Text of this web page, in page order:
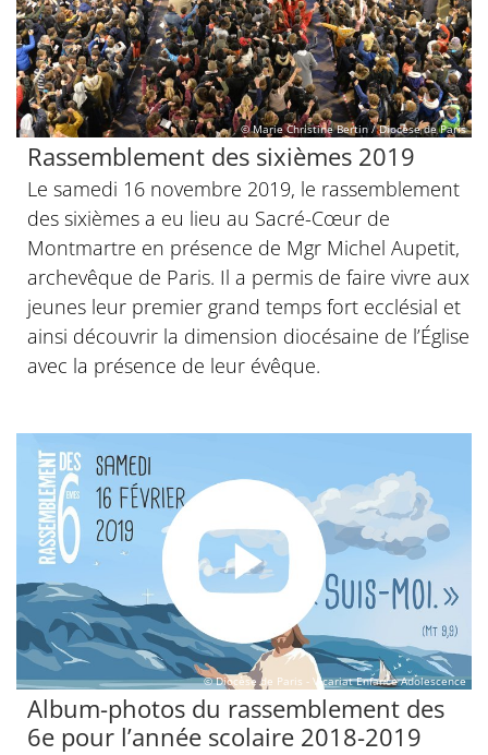
© Marie Christine Bertin / Diocèse de Paris
Rassemblement des sixièmes 2019
Le samedi 16 novembre 2019, le rassemblement
des sixièmes a eu lieu au Sacré-Cœur de
Montmartre en présence de Mgr Michel Aupetit,
archevêque de Paris. Il a permis de faire vivre aux
jeunes leur premier grand temps fort ecclésial et
ainsi découvrir la dimension diocésaine de l’Église
avec la présence de leur évêque.
© Diocèse de Paris - Vicariat Enfance Adolescence
Album-photos du rassemblement des
6e pour l’année scolaire 2018-2019